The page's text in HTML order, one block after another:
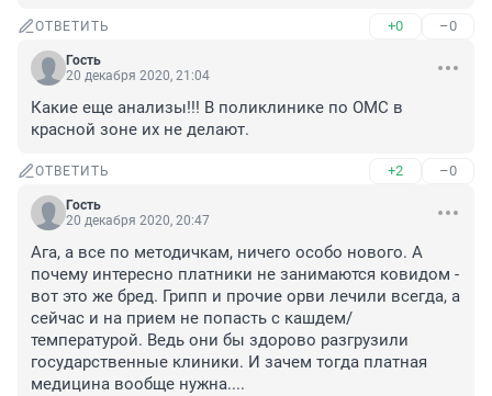
ОТВЕТИТЬ +0 –0
Гость
20 декабря 2020, 21:04
Какие еще анализы!!! В поликлинике по ОМС в
красной зоне их не делают.
ОТВЕТИТЬ +2 –0
Гость
20 декабря 2020, 20:47
Ага, а все по методичкам, ничего особо нового. А
почему интересно платники не занимаются ковидом -
вот это же бред. Грипп и прочие орви лечили всегда, а
сейчас и на прием не попасть с кашдем/
температурой. Ведь они бы здорово разгрузили
государственные клиники. И зачем тогда платная
медицина вообще нужна....